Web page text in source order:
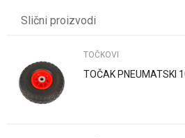
Poruka
Slični proizvodi
TOČKOVI
TOČAK PNEUMATSKI